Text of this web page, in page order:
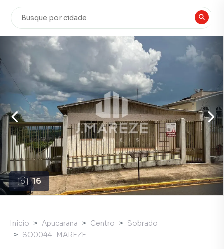
16
Início Apucarana Centro
Sobrado
SO0044_MAREZE